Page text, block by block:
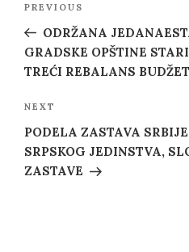
navigation
Previous
Post
PREVIOUS
ODRŽANA
GRADSKE OPŠTINE
TREĆI REBALANS
Next
Post
NEXT
PODELA ZASTAVA
SRPSKOG JEDINSTVA,
ZASTAVE